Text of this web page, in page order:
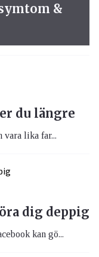
&
du längre
vara lika far...
dig deppig
kan gö...